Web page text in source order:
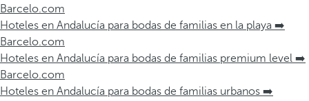
Barcelo.com
Hoteles en Andalucía para bodas de familias en la playa ➡️
Barcelo.com
Hoteles en Andalucía para bodas de familias premium level ➡️
Barcelo.com
Hoteles en Andalucía para bodas de familias urbanos ➡️